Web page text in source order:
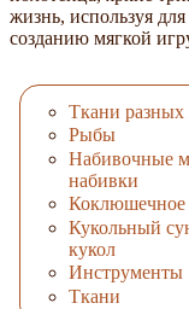
жизнь, используя
созданию мягкой
Ткани разных
Рыбы
Набивочные
набивки
Коклюшечное
Кукольный
кукол
Инструменты
Ткани